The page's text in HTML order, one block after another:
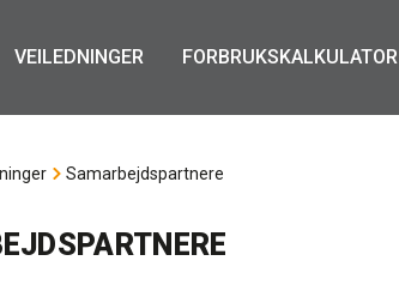
VEILEDNINGER FORBRUKSKALKULATOR
Samarbejdspartnere